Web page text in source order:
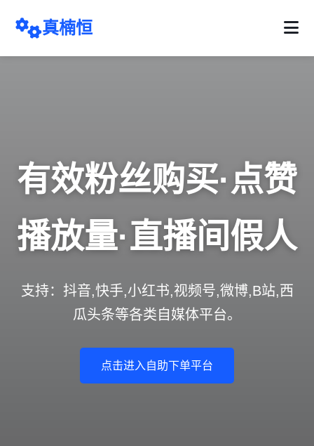
真楠恒
有效粉丝购买·点赞
播放量·直播间假人
支持：抖音,快手,小红书,视频号,微博,B站,西
瓜头条等各类自媒体平台。
点击进入自助下单平台